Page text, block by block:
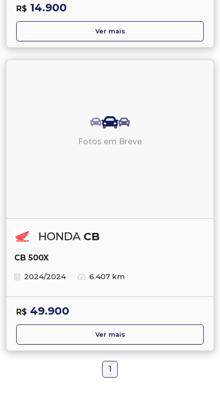
R$ 14.900
Ver mais
Fotos em Breve
HONDA CB
CB 500X
2024/2024
6.407 km
R$ 49.900
Ver mais
1